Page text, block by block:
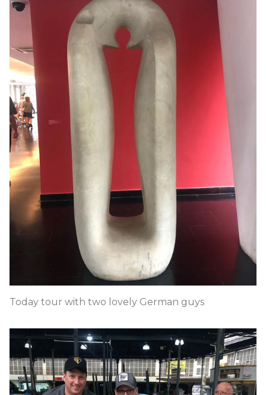
Today tour with two lovely German guys